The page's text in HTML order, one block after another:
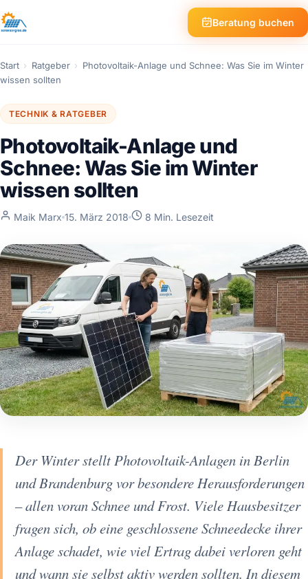
Beratung buchen
Start › Ratgeber › Photovoltaik-Anlage und Schnee: Was Sie im Winter
wissen sollten
TECHNIK & RATGEBER
Photovoltaik-Anlage und
Schnee: Was Sie im Winter
wissen sollten
Maik Marx 15. März 2018 8 Min. Lesezeit
Der Winter stellt Photovoltaik-Anlagen in Berlin
und Brandenburg vor besondere Herausforderungen
– allen voran Schnee und Frost. Viele Hausbesitzer
fragen sich, ob eine geschlossene Schneedecke ihrer
Anlage schadet, wie viel Ertrag dabei verloren geht
und wann sie selbst aktiv werden sollten. In diesem